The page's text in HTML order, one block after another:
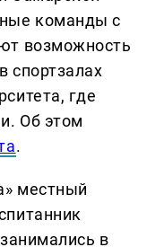
команды с
возможность
спортзалах
где
Об этом
.
местный
в